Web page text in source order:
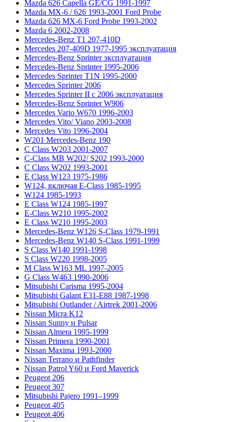
Mazda 626 Capella GE/CG 1991-1997
Mazda MX-6 / 626 1993-2001 Ford Probe
Mazda 626 MX-6 Ford Probe 1993-2002
Mazda 6 2002-2008
Mercedes-Benz T1 207-410D
Mercedes 207-409D 1977-1995 эксплуатация
Mercedes-Benz Sprinter эксплуатация
Mercedes-Benz Sprinter 1995-2006
Mercedes Sprinter T1N 1995-2000
Mercedes Sprinter 2006
Mercedes Sprinter II с 2006 эксплуатация
Mercedes-Benz Sprinter W906
Mercedes Vario W670 1996-2003
Mercedes Vito/ Viano 2003-2008
Mercedes Vito 1996-2004
W201 Mercedes-Benz 190
C Class W203 2001-2007
C-Class MB W202/ S202 1993-2000
C Class W202 1993-2001
E Class W123 1975-1986
W124, включая E-Class 1985-1995
W124 1985-1993
E Class W124 1985-1997
E-Class W210 1995-2002
E Class W210 1995-2003
Mercedes-Benz W126 S-Class 1979-1991
Mercedes-Benz W140 S-Class 1991-1999
S Class W140 1991-1998
S Class W220 1998-2005
M Class W163 ML 1997-2005
G Class W463 1990-2006
Mitsubishi Carisma 1995-2004
Mitsubishi Galant E31-E88 1987-1998
Mitsubishi Outlander / Airtrek 2001-2006
Nissan Micra K12
Nissan Sunny и Pulsar
Nissan Almera 1995-1999
Nissan Primera 1990-2001
Nissan Maxima 1993-2000
Nissan Terrano и Pathfinder
Nissan Patrol Y60 и Ford Maverick
Peugeot 206
Peugeot 307
Mitsubishi Pajero 1991–1999
Peugeot 405
Peugeot 406